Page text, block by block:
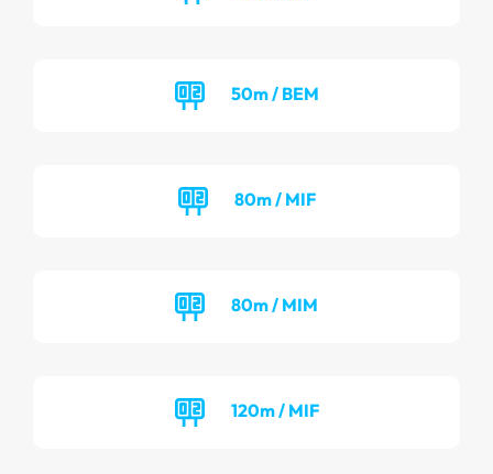
50m / BEM
80m / MIF
80m / MIM
120m / MIF